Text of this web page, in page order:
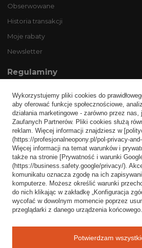
Obserwowane
Historia transakcji
Moje rabaty
Newsletter
Regulaminy
Wysyłka
Sposoby płatności i prowizje
Regulamin
Polityka prywatności
Odstąpienie od umowy
Popularne kategorie
Opony bezdętkowe
Opony dętkowe
Wykorzystujemy pliki cookies do
aby oferować funkcje społecznościowe,
działania marketingowe - zarówno przez
Zaufanych Partnerów. Pliki cookies służą
reklam. Więcej informacji znajdziesz w
(https://profesjonalneopony.pl/pol-privacy-
Więcej informacji na temat warunków i
także na stronie [Prywatność i warunki
(https://business.safety.google/privacy/).
komunikatu oznacza zgodę na ich
komputerze. Możesz określić warunki
do nich klikając w zakładkę „Konfiguracja
wycofać w dowolnym momencie poprzez
przeglądarki z danego urządzenia końcowego.
Potwierdzam